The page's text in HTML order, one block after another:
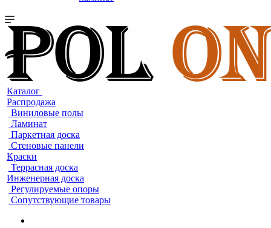
Каталог
Распродажа
Виниловые полы
Ламинат
Паркетная доска
Стеновые панели
Краски
Террасная доска
Инженерная доска
Регулируемые опоры
Сопутствующие товары